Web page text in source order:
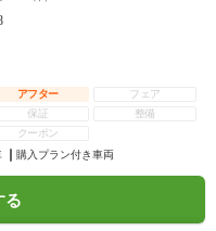
アフター
フェア
保証
整備
クーポン
購入プラン付き車両
る